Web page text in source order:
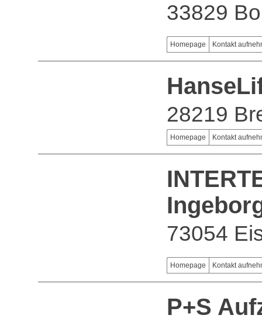
33829
Homepage Kontakt
28219
Homepage Kontakt
73054
Homepage Kontakt
P+S